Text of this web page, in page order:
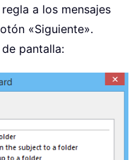
a los mensajes
«Siguiente».
pantalla: